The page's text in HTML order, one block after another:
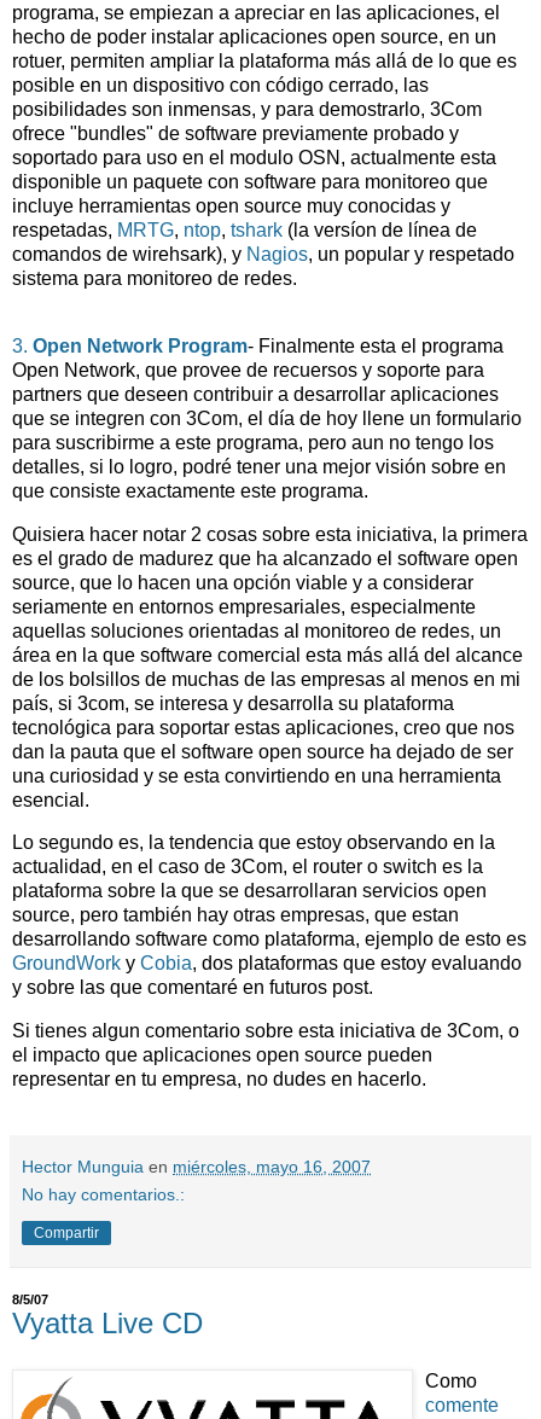
programa, se empiezan a apreciar en las aplicaciones, el
hecho de poder instalar aplicaciones open source, en un
rotuer, permiten ampliar la plataforma más allá de lo que es
posible en un dispositivo con código cerrado, las
posibilidades son inmensas, y para demostrarlo, 3Com
ofrece "bundles" de software previamente probado y
soportado para uso en el modulo OSN, actualmente esta
disponible un paquete con software para monitoreo que
incluye herramientas open source muy conocidas y
respetadas, MRTG, ntop, tshark (la versíon de línea de
comandos de wirehsark), y Nagios, un popular y respetado
sistema para monitoreo de redes.
3. Open Network Program- Finalmente esta el programa
Open Network, que provee de recuersos y soporte para
partners que deseen contribuir a desarrollar aplicaciones
que se integren con 3Com, el día de hoy llene un formulario
para suscribirme a este programa, pero aun no tengo los
detalles, si lo logro, podré tener una mejor visión sobre en
que consiste exactamente este programa.
Quisiera hacer notar 2 cosas sobre esta iniciativa, la primera
es el grado de madurez que ha alcanzado el software open
source, que lo hacen una opción viable y a considerar
seriamente en entornos empresariales, especialmente
aquellas soluciones orientadas al monitoreo de redes, un
área en la que software comercial esta más allá del alcance
de los bolsillos de muchas de las empresas al menos en mi
país, si 3com, se interesa y desarrolla su plataforma
tecnológica para soportar estas aplicaciones, creo que nos
dan la pauta que el software open source ha dejado de ser
una curiosidad y se esta convirtiendo en una herramienta
esencial.
Lo segundo es, la tendencia que estoy observando en la
actualidad, en el caso de 3Com, el router o switch es la
plataforma sobre la que se desarrollaran servicios open
source, pero también hay otras empresas, que estan
desarrollando software como plataforma, ejemplo de esto es
GroundWork y Cobia, dos plataformas que estoy evaluando
y sobre las que comentaré en futuros post.
Si tienes algun comentario sobre esta iniciativa de 3Com, o
el impacto que aplicaciones open source pueden
representar en tu empresa, no dudes en hacerlo.
Hector Munguia en miércoles, mayo 16, 2007
No hay comentarios.:
Compartir
8/5/07
Vyatta Live CD
Como
comente